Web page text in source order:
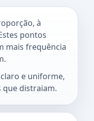
à
pontos
mais frequência
e uniforme,
que distraiam.